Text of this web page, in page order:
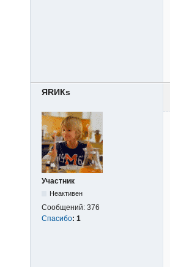
ЯRИКs
Участник
Неактивен
Сообщений: 376
Спасибо: 1